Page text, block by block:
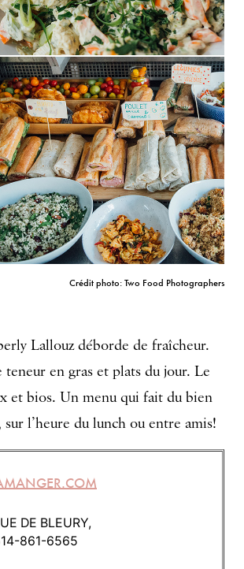
Crédit photo: Two Food Photographers
Lallouz déborde de fraîcheur.
teneur en gras et plats du jour. Le
et bios. Un menu qui fait du bien
l’heure du lunch ou entre amis!
DE BLEURY,
861-6565